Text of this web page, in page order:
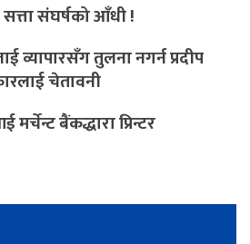
संघर्षको आँधी !
व्यापारसँग तुलना नगर्न प्रदीप
चेतावनी
बैंकद्धारा प्रिन्टर